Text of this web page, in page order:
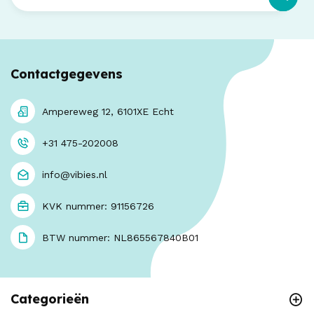
Contactgegevens
Ampereweg 12, 6101XE Echt
+31 475-202008
info@vibies.nl
KVK nummer: 91156726
BTW nummer: NL865567840B01
Categorieën